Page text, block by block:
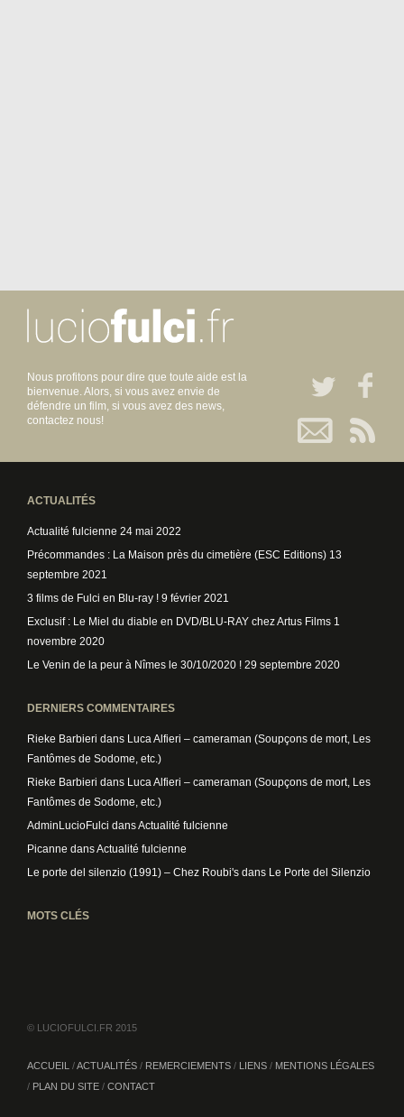
Nous profitons pour dire que toute aide est la
bienvenue. Alors, si vous avez envie de
défendre un film, si vous avez des news,
contactez nous!
ACTUALITÉS
Actualité fulcienne 24 mai 2022
Précommandes : La Maison près du cimetière (ESC Editions) 13
septembre 2021
3 films de Fulci en Blu-ray ! 9 février 2021
Exclusif : Le Miel du diable en DVD/BLU-RAY chez Artus Films 1
novembre 2020
Le Venin de la peur à Nîmes le 30/10/2020 ! 29 septembre 2020
DERNIERS COMMENTAIRES
Rieke Barbieri dans Luca Alfieri – cameraman (Soupçons de mort, Les
Fantômes de Sodome, etc.)
Rieke Barbieri dans Luca Alfieri – cameraman (Soupçons de mort, Les
Fantômes de Sodome, etc.)
AdminLucioFulci dansActualité fulcienne
Picanne dansActualité fulcienne
Le porte del silenzio (1991) – Chez Roubi's dans Le Porte del Silenzio
MOTS CLÉS
© LUCIOFULCI.FR 2015
ACCUEIL ACTUALITÉS REMERCIEMENTS LIENS
MENTIONS LÉGALES
PLAN DU SITE
CONTACT